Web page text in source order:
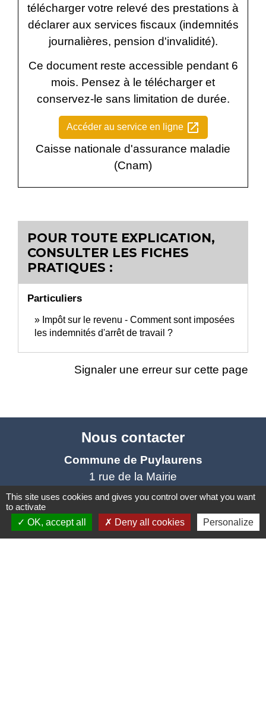
télécharger votre relevé des prestations à
déclarer aux services fiscaux (indemnités
journalières, pension d'invalidité).
Ce document reste accessible pendant 6
mois. Pensez à le télécharger et
conservez-le sans limitation de durée.
Accéder au service en ligne open_in_new
Caisse nationale d'assurance maladie
(Cnam)
POUR TOUTE EXPLICATION,
CONSULTER LES FICHES
PRATIQUES :
Particuliers
Impôt sur le revenu - Comment sont imposées
les indemnités d'arrêt de travail ?
Signaler une erreur sur cette page
Nous contacter
Commune de Puylaurens
1 rue de la Mairie
81700 Puylaurens - FRANCE
Contact par formulaire
This site uses cookies and gives you control over what you want
to activate
OK, accept all
Deny all cookies Personalize